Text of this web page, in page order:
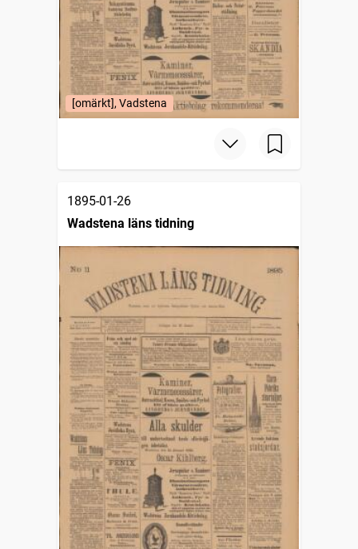
[omärkt], Vadstena
1895-01-26
Wadstena läns tidning